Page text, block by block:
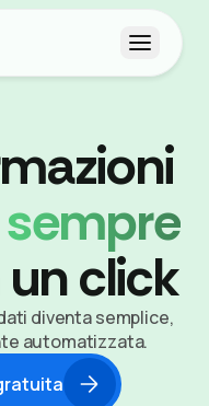
Apri
sempre
click
diventa semplice,
automatizzata.